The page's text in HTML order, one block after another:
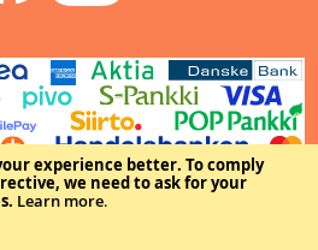
experience better. To comply
we need to ask for your
Learn more.
of Finnish Learned Societies